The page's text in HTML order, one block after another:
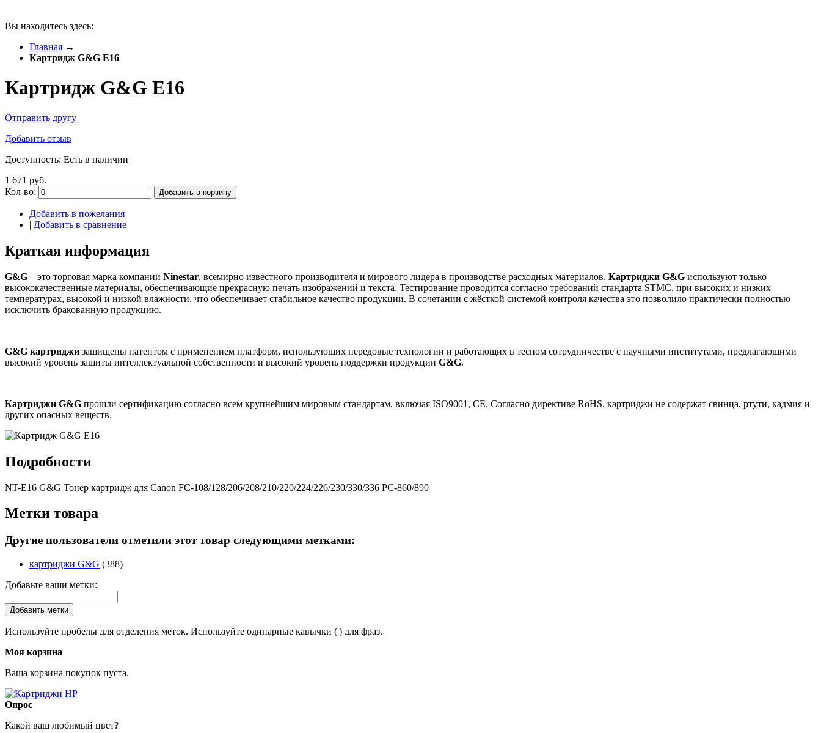
Вы находитесь здесь:
Главная →
Картридж G&G E16
Картридж G&G E16
Отправить другу
Добавить отзыв
Доступность: Есть в наличии
1 671 руб.
Кол-во:
Добавить в корзину
Добавить в пожелания
| Добавить в сравнение
Краткая информация
G&G – это торговая марка компании Ninestar, всемирно известного производителя и мирового лидера в производстве расходных материалов. Картриджи G&G используют только
высококачественные материалы, обеспечивающие прекрасную печать изображений и текста. Тестирование проводится согласно требований стандарта STMC, при высоких и низких
температурах, высокой и низкой влажности, что обеспечивает стабильное качество продукции. В сочетании с жёсткой системой контроля качества это позволило практически полностью
исключить бракованную продукцию.
G&G картриджи защищены патентом с применением платформ, использующих передовые технологии и работающих в тесном сотрудничестве с научными институтами, предлагающими
высокий уровень защиты интеллектуальной собственности и высокий уровень поддержки продукции G&G.
Картриджи G&G прошли сертификацию согласно всем крупнейшим мировым стандартам, включая ISO9001, CE. Согласно директиве RoHS, картриджи не содержат свинца, ртути, кадмия и
других опасных веществ.
Подробности
NT-E16 G&G Тонер картридж для Canon FC-108/128/206/208/210/220/224/226/230/330/336 PC-860/890
Метки товара
Другие пользователи отметили этот товар следующими метками:
картриджи G&G (388)
Добавьте ваши метки:
Добавить метки
Используйте пробелы для отделения меток. Используйте одинарные кавычки (') для фраз.
Моя корзина
Ваша корзина покупок пуста.
Опрос
Какой ваш любимый цвет?